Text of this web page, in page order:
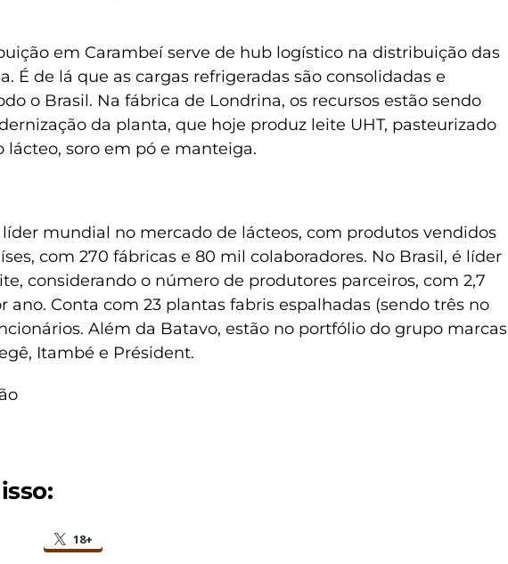
em Carambeí serve de hub logístico na distribuição das
É de lá que as cargas refrigeradas são consolidadas e
o Brasil. Na fábrica de Londrina, os recursos estão sendo
da planta, que hoje produz leite UHT, pasteurizado
lácteo, soro em pó e manteiga.
líder mundial no mercado de lácteos, com produtos vendidos
com 270 fábricas e 80 mil colaboradores. No Brasil, é líder
considerando o número de produtores parceiros, com 2,7
ano. Conta com 23 plantas fabris espalhadas (sendo três no
Além da Batavo, estão no portfólio do grupo marcas
Itambé e Président.
18+